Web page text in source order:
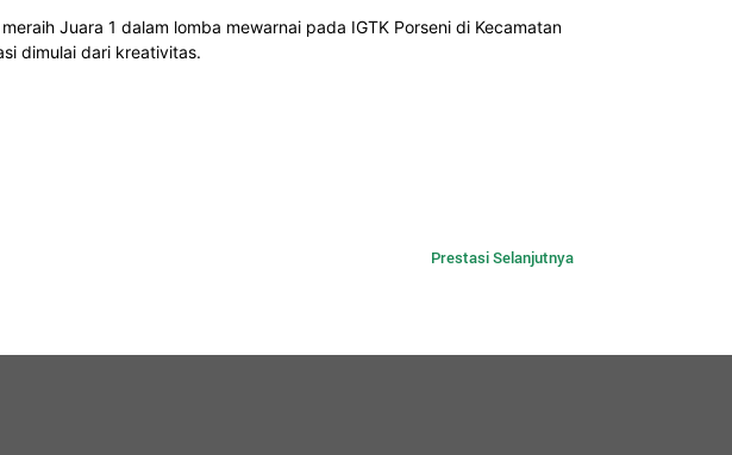
Juara 1 dalam lomba mewarnai pada IGTK Porseni di Kecamatan
dimulai dari kreativitas.
Prestasi Selanjutnya